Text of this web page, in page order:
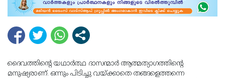
ദൈവത്തിൻ്റെ യഥാർത്ഥ ദാസന്മാർ ആത്മത്യാഗത്തിൻ്റെ
മനുഷ്യരാണ്. ഒന്നും പിടിച്ചു വയ്ക്കാതെ തങ്ങളെത്തന്നെ